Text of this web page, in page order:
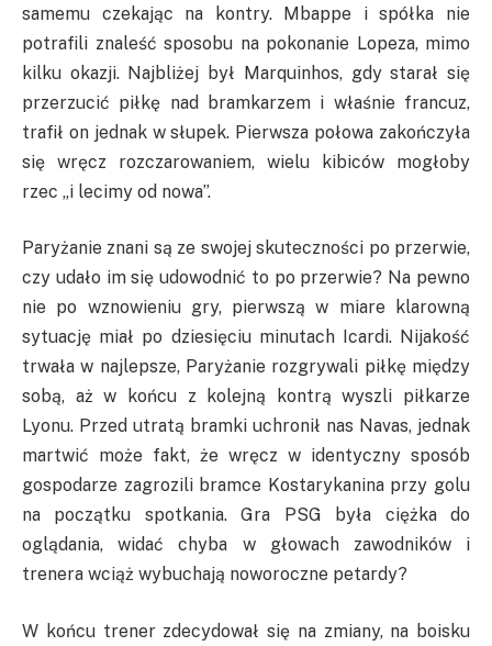
samemu czekając na kontry. Mbappe i spółka nie
potrafili znaleść sposobu na pokonanie Lopeza, mimo
kilku okazji. Najbliżej był Marquinhos, gdy starał się
przerzucić piłkę nad bramkarzem i właśnie francuz,
trafił on jednak w słupek. Pierwsza połowa zakończyła
się wręcz rozczarowaniem, wielu kibiców mogłoby
rzec „i lecimy od nowa”.
Paryżanie znani są ze swojej skuteczności po przerwie,
czy udało im się udowodnić to po przerwie? Na pewno
nie po wznowieniu gry, pierwszą w miare klarowną
sytuację miał po dziesięciu minutach Icardi. Nijakość
trwała w najlepsze, Paryżanie rozgrywali piłkę między
sobą, aż w końcu z kolejną kontrą wyszli piłkarze
Lyonu. Przed utratą bramki uchronił nas Navas, jednak
martwić może fakt, że wręcz w identyczny sposób
gospodarze zagrozili bramce Kostarykanina przy golu
na początku spotkania. Gra PSG była ciężka do
oglądania, widać chyba w głowach zawodników i
trenera wciąż wybuchają noworoczne petardy?
W końcu trener zdecydował się na zmiany, na boisku